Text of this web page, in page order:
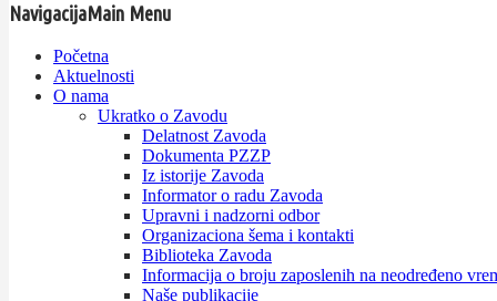
NavigacijaMain Menu
Početna
Aktuelnosti
O nama
Ukratko o Zavodu
Delatnost Zavoda
Dokumenta PZZP
Iz istorije Zavoda
Informator o radu Zavoda
Upravni i nadzorni odbor
Organizaciona šema i kontakti
Biblioteka Zavoda
Informacija o broju zaposlenih na neodređeno
Naše publikacije